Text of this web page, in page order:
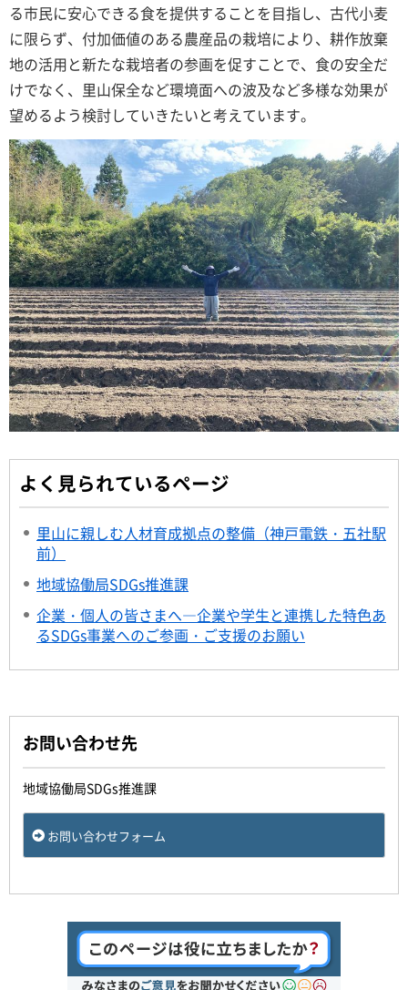
る市民に安心できる食を提供することを目指し、古代小麦
に限らず、付加価値のある農産品の栽培により、耕作放棄
地の活用と新たな栽培者の参画を促すことで、食の安全だ
けでなく、里山保全など環境面への波及など多様な効果が
望めるよう検討していきたいと考えています。
よく見られているページ
里山に親しむ人材育成拠点の整備（神戸電鉄・五社駅
前）
地域協働局SDGs推進課
企業・個人の皆さまへ―企業や学生と連携した特色あ
るSDGs事業へのご参画・ご支援のお願い
お問い合わせ先
地域協働局SDGs推進課
お問い合わせフォーム